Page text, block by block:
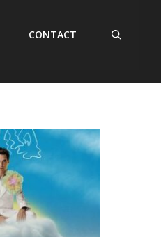
CONTACT